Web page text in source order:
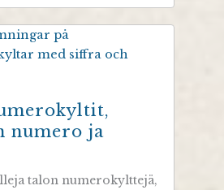
numero ja
talon numerokylttejä,